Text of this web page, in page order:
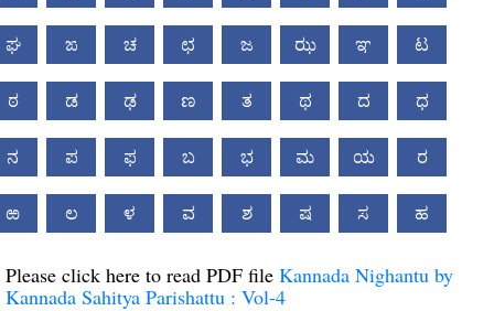
ಘ ಙ ಚ ಛ ಜ ಝ ಞ ಟ
ಠ ಡ ಢ ಣ ತ ಥ ದ ಧ
ನ ಪ ಫ ಬ ಭ ಮ ಯ ರ
ಱ ಲ ಳ ವ ಶ ಷ ಸ ಹ
Please click here to read PDF file Kannada Nighantu by
Kannada Sahitya Parishattu : Vol-4